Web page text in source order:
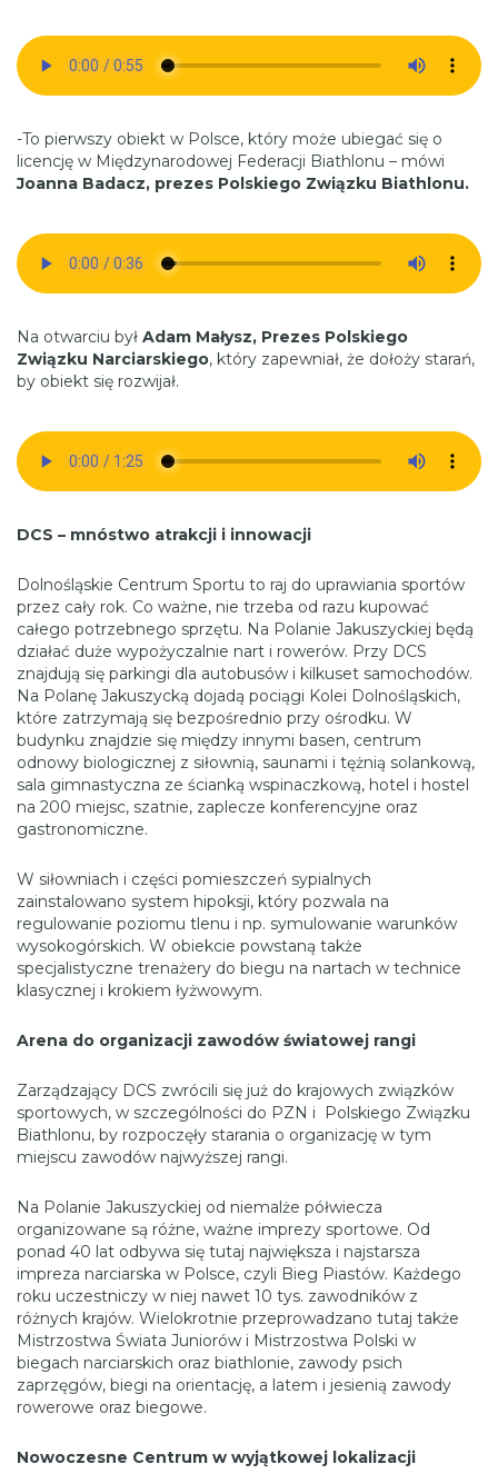
-To pierwszy obiekt w Polsce, który może ubiegać się o
licencję w Międzynarodowej Federacji Biathlonu – mówi
Joanna Badacz, prezes Polskiego Związku Biathlonu.
Na otwarciu był Adam Małysz, Prezes Polskiego
Związku Narciarskiego, który zapewniał, że dołoży starań,
by obiekt się rozwijał.
DCS – mnóstwo atrakcji i innowacji
Dolnośląskie Centrum Sportu to raj do uprawiania sportów
przez cały rok. Co ważne, nie trzeba od razu kupować
całego potrzebnego sprzętu. Na Polanie Jakuszyckiej będą
działać duże wypożyczalnie nart i rowerów. Przy DCS
znajdują się parkingi dla autobusów i kilkuset samochodów.
Na Polanę Jakuszycką dojadą pociągi Kolei Dolnośląskich,
które zatrzymają się bezpośrednio przy ośrodku. W
budynku znajdzie się między innymi basen, centrum
odnowy biologicznej z siłownią, saunami i tężnią solankową,
sala gimnastyczna ze ścianką wspinaczkową, hotel i hostel
na 200 miejsc, szatnie, zaplecze konferencyjne oraz
gastronomiczne.
W siłowniach i części pomieszczeń sypialnych
zainstalowano system hipoksji, który pozwala na
regulowanie poziomu tlenu i np. symulowanie warunków
wysokogórskich. W obiekcie powstaną także
specjalistyczne trenażery do biegu na nartach w technice
klasycznej i krokiem łyżwowym.
Arena do organizacji zawodów światowej rangi
Zarządzający DCS zwrócili się już do krajowych związków
sportowych, w szczególności do PZN i Polskiego Związku
Biathlonu, by rozpoczęły starania o organizację w tym
miejscu zawodów najwyższej rangi.
Na Polanie Jakuszyckiej od niemalże półwiecza
organizowane są różne, ważne imprezy sportowe. Od
ponad 40 lat odbywa się tutaj największa i najstarsza
impreza narciarska w Polsce, czyli Bieg Piastów. Każdego
roku uczestniczy w niej nawet 10 tys. zawodników z
różnych krajów. Wielokrotnie przeprowadzano tutaj także
Mistrzostwa Świata Juniorów i Mistrzostwa Polski w
biegach narciarskich oraz biathlonie, zawody psich
zaprzęgów, biegi na orientację, a latem i jesienią zawody
rowerowe oraz biegowe.
Nowoczesne Centrum w wyjątkowej lokalizacji